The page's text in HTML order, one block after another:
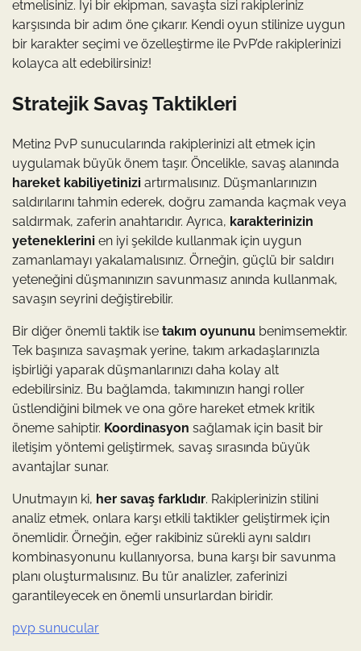
etmelisiniz. İyi bir ekipman, savaşta sizi rakipleriniz
karşısında bir adım öne çıkarır. Kendi oyun stilinize uygun
bir karakter seçimi ve özelleştirme ile PvP’de rakiplerinizi
kolayca alt edebilirsiniz!
Stratejik Savaş Taktikleri
Metin2 PvP sunucularında rakiplerinizi alt etmek için
uygulamak büyük önem taşır. Öncelikle, savaş alanında
hareket kabiliyetinizi artırmalısınız. Düşmanlarınızın
saldırılarını tahmin ederek, doğru zamanda kaçmak veya
saldırmak, zaferin anahtarıdır. Ayrıca, karakterinizin
yeteneklerini en iyi şekilde kullanmak için uygun
zamanlamayı yakalamalısınız. Örneğin, güçlü bir saldırı
yeteneğini düşmanınızın savunmasız anında kullanmak,
savaşın seyrini değiştirebilir.
Bir diğer önemli taktik ise takım oyununu benimsemektir.
Tek başınıza savaşmak yerine, takım arkadaşlarınızla
işbirliği yaparak düşmanlarınızı daha kolay alt
edebilirsiniz. Bu bağlamda, takımınızın hangi roller
üstlendiğini bilmek ve ona göre hareket etmek kritik
öneme sahiptir. Koordinasyon sağlamak için basit bir
iletişim yöntemi geliştirmek, savaş sırasında büyük
avantajlar sunar.
Unutmayın ki, her savaş farklıdır. Rakiplerinizin stilini
analiz etmek, onlara karşı etkili taktikler geliştirmek için
önemlidir. Örneğin, eğer rakibiniz sürekli aynı saldırı
kombinasyonunu kullanıyorsa, buna karşı bir savunma
planı oluşturmalısınız. Bu tür analizler, zaferinizi
garantileyecek en önemli unsurlardan biridir.
pvp sunucular